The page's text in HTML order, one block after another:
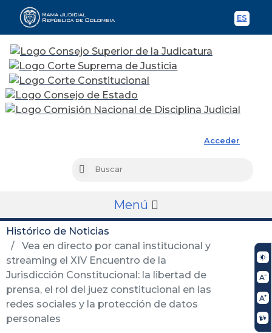
ES
Acceder
Buscar
Menú
Histórico de Noticias
Vea en directo por canal institucional y
streaming el XIV Encuentro de la
Jurisdicción Constitucional: la libertad de
prensa, el rol del juez constitucional en las
redes sociales y la protección de datos
personales